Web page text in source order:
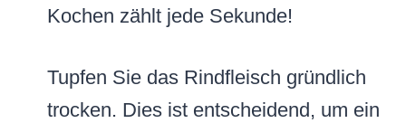
Kochen zählt jede Sekunde!
Tupfen Sie das Rindfleisch gründlich
trocken. Dies ist entscheidend, um ein